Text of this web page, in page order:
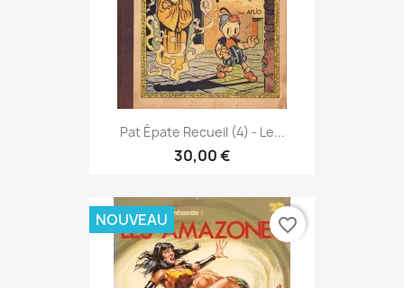
Pat Épate Recueil (4) - Le...
30,00 €
NOUVEAU favorite_border